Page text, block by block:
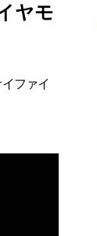
ヤモ
ファイ